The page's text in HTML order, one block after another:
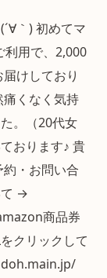
｀) 初めてマ
利用で、2,000
けしており
痛くなく気持
。（20代女
おります♪ 貴
・お問い合
て →
商品券
クリックして